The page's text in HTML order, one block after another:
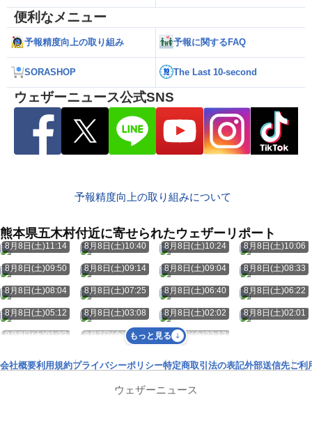
便利なメニュー
予報精度向上の取り組み 予報に関するFAQ
SORASHOP The Last 10-second
ウェザーニュース公式SNS
予報精度向上の取り組みについて
熊本県五木村付近に寄せられたウェザーリポート
8月8日(土)11:14 8月8日(土)10:40 8月8日(土)10:24 8月8日(土)10:06
8月8日(土)09:50 8月8日(土)09:14 8月8日(土)09:04 8月8日(土)08:33
8月8日(土)08:04 8月8日(土)07:25 8月8日(土)06:40 8月8日(土)06:22
8月8日(土)05:12 8月8日(土)03:08 8月8日(土)02:02 8月8日(土)02:01
8月8日(土)01:32 8月7日(金)23:14 8月7日(金)23:13
もっと見る
会社概要利用規約プライバシーポリシー特定商取引法の表記外部送信先ご利
ウェザーニュース